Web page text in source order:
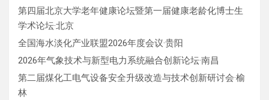
第四届北京大学老年健康论坛暨第一届健康老龄化博士生
学术论坛·北京
全国海水淡化产业联盟2026年度会议·贵阳
2026年气象技术与新型电力系统融合创新论坛·南昌
第二届煤化工电气设备安全升级改造与技术创新研讨会·榆
林